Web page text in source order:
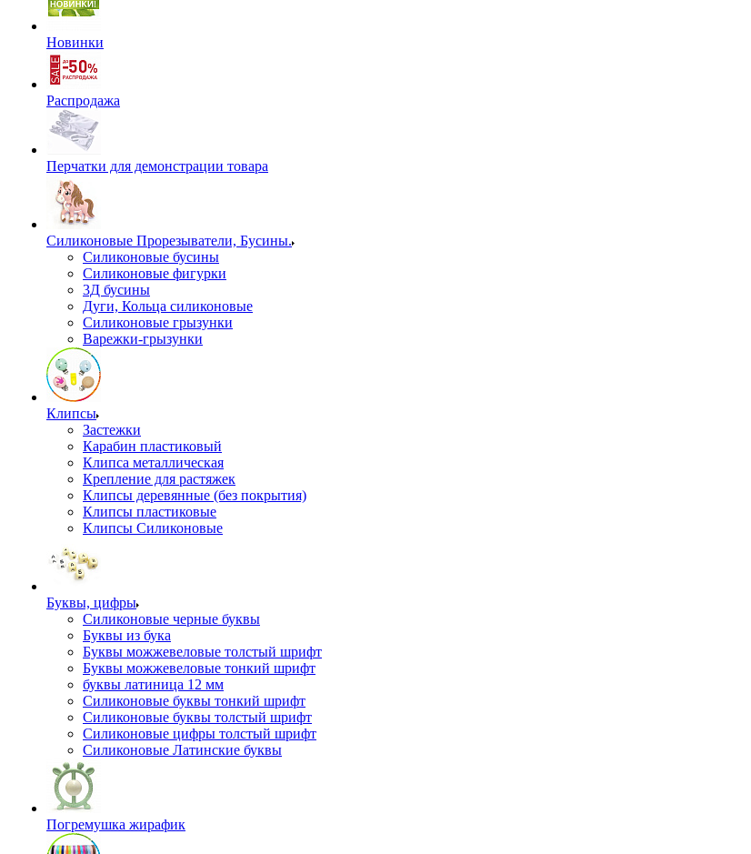
Новинки
Распродажа
Перчатки для демонстрации товара
Силиконовые Прорезыватели, Бусины.
Силиконовые бусины
Силиконовые фигурки
3Д бусины
Дуги, Кольца силиконовые
Силиконовые грызунки
Варежки-грызунки
Клипсы
Застежки
Карабин пластиковый
Клипса металлическая
Крепление для растяжек
Клипсы деревянные (без покрытия)
Клипсы пластиковые
Клипсы Силиконовые
Буквы, цифры
Силиконовые черные буквы
Буквы из бука
Буквы можжевеловые толстый шрифт
Буквы можжевеловые тонкий шрифт
буквы латиница 12 мм
Силиконовые буквы тонкий шрифт
Силиконовые буквы толстый шрифт
Силиконовые цифры толстый шрифт
Силиконовые Латинские буквы
Погремушка жирафик